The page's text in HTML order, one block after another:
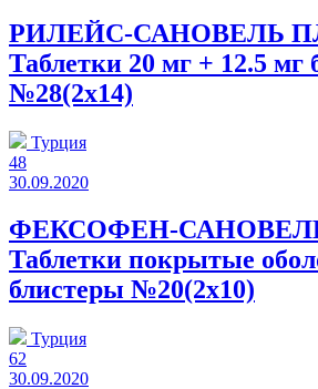
РИЛЕЙС-САНОВЕЛЬ
Таблетки 20 мг + 12.5 мг
№28(2x14)
Турция
48
30.09.2020
ФЕКСОФЕН-
Таблетки покрытые
блистеры №20(2x10)
Турция
62
30.09.2020